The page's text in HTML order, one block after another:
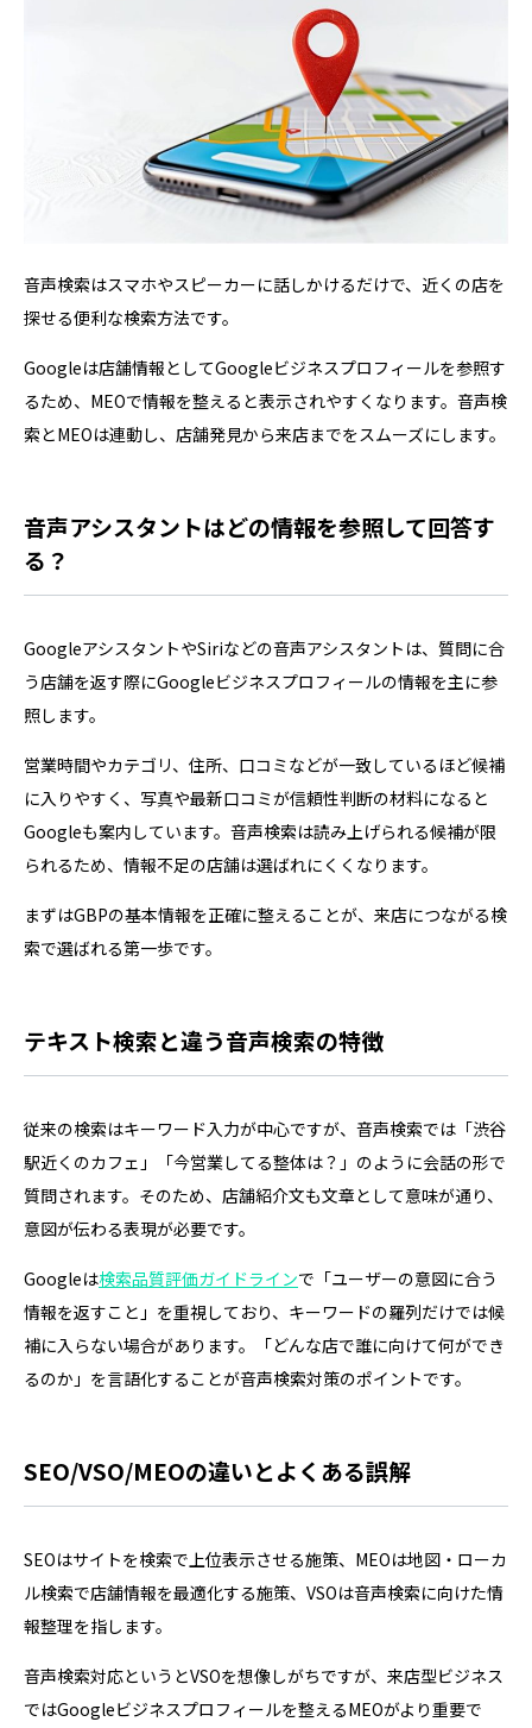
音声検索はスマホやスピーカーに話しかけるだけで、近くの店を
探せる便利な検索方法です。
Googleは店舗情報としてGoogleビジネスプロフィールを参照す
るため、MEOで情報を整えると表示されやすくなります。音声検
索とMEOは連動し、店舗発見から来店までをスムーズにします。
音声アシスタントはどの情報を参照して回答す
る？
GoogleアシスタントやSiriなどの音声アシスタントは、質問に合
う店舗を返す際にGoogleビジネスプロフィールの情報を主に参
照します。
営業時間やカテゴリ、住所、口コミなどが一致しているほど候補
に入りやすく、写真や最新口コミが信頼性判断の材料になると
Googleも案内しています。音声検索は読み上げられる候補が限
られるため、情報不足の店舗は選ばれにくくなります。
まずはGBPの基本情報を正確に整えることが、来店につながる検
索で選ばれる第一歩です。
テキスト検索と違う音声検索の特徴
従来の検索はキーワード入力が中心ですが、音声検索では「渋谷
駅近くのカフェ」「今営業してる整体は？」のように会話の形で
質問されます。そのため、店舗紹介文も文章として意味が通り、
意図が伝わる表現が必要です。
Googleは検索品質評価ガイドラインで「ユーザーの意図に合う
情報を返すこと」を重視しており、キーワードの羅列だけでは候
補に入らない場合があります。「どんな店で誰に向けて何ができ
るのか」を言語化することが音声検索対策のポイントです。
SEO/VSO/MEOの違いとよくある誤解
SEOはサイトを検索で上位表示させる施策、MEOは地図・ローカ
ル検索で店舗情報を最適化する施策、VSOは音声検索に向けた情
報整理を指します。
音声検索対応というとVSOを想像しがちですが、来店型ビジネス
ではGoogleビジネスプロフィールを整えるMEOがより重要で